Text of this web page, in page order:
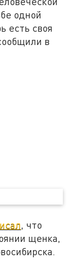
одной
есть своя
в
, что
щенка,